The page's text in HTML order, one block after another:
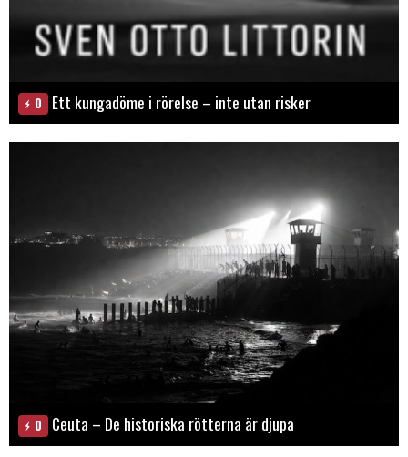
0 Ett kungadöme i rörelse – inte utan risker
0 Ceuta – De historiska rötterna är djupa